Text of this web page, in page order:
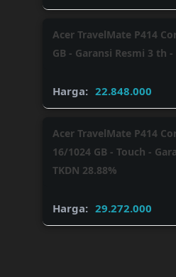
Acer TravelMate P414
GB - Garansi Resmi 3 th -
22.848.000
Acer TravelMate P414
16/1024 GB - Touch -
TKDN 28.88%
29.272.000